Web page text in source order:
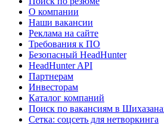
О компании
Наши вакансии
Реклама на сайте
Требования к ПО
Безопасный HeadHunter
HeadHunter API
Партнерам
Инвесторам
Каталог компаний
Поиск по вакансиям в
Сетка: соцсеть для нетворкинга